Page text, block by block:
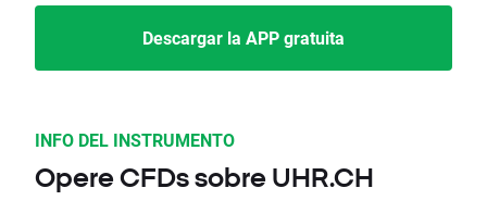
Descargar la APP gratuita
INFO DEL INSTRUMENTO
Opere CFDs sobre UHR.CH